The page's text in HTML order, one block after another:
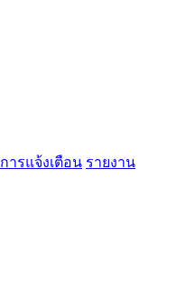
การแจ้งเตือน รายงาน